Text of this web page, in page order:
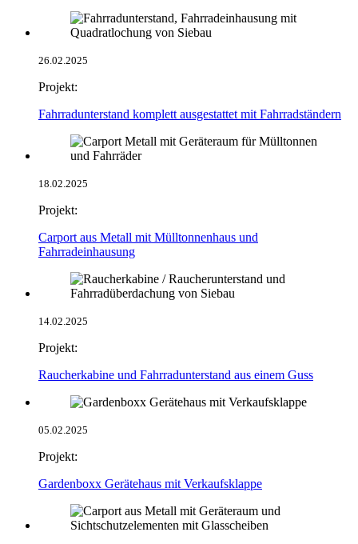
26.02.2025
Projekt:
Fahrradunterstand komplett ausgestattet mit Fahrradständern
18.02.2025
Projekt:
Carport aus Metall mit Mülltonnenhaus und
Fahrradeinhausung
14.02.2025
Projekt:
Raucherkabine und Fahrradunterstand aus einem Guss
05.02.2025
Projekt:
Gardenboxx Gerätehaus mit Verkaufsklappe